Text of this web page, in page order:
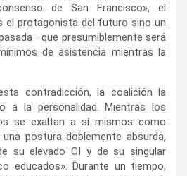
de San Francisco», el
el protagonista del futuro sino un
–que presumiblemente será
de asistencia mientras la
contradicción, la coalición la
a la personalidad. Mientras los
se exaltan a sí mismos como
postura doblemente absurda,
su elevado CI y de su singular
educados». Durante un tiempo,